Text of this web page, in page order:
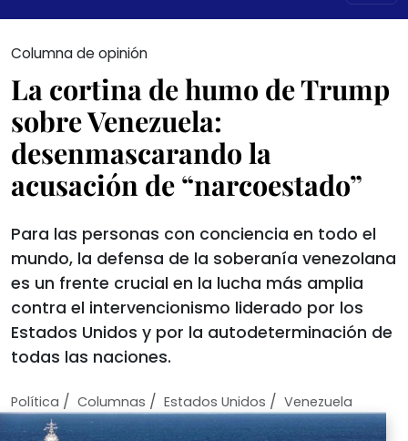
Columna de opinión
La cortina de humo de Trump
sobre Venezuela:
desenmascarando la
acusación de “narcoestado”
Para las personas con conciencia en todo el
mundo, la defensa de la soberanía venezolana
es un frente crucial en la lucha más amplia
contra el intervencionismo liderado por los
Estados Unidos y por la autodeterminación de
todas las naciones.
Política / Columnas / Estados Unidos / Venezuela